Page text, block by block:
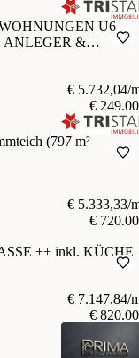
U6
€ 5.732,04/
€
(797 m²
€ 5.333,33/
€
++ inkl. KÜCHE
€ 7.147,84/
€